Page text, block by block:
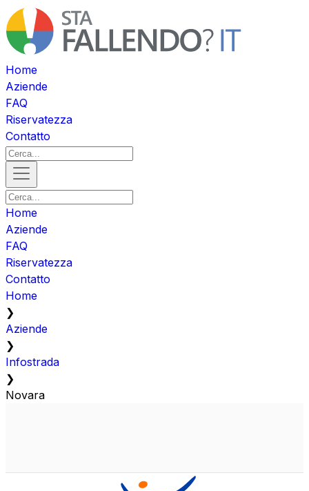
Home
Aziende
FAQ
Riservatezza
Contatto
Home
Aziende
FAQ
Riservatezza
Contatto
Home
❯
Aziende
❯
Infostrada
❯
Novara